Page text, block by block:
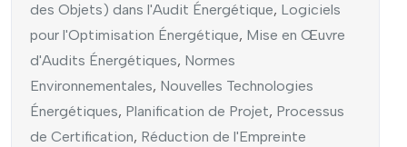
des Objets) dans l'Audit Énergétique, Logiciels
pour l'Optimisation Énergétique, Mise en Œuvre
d'Audits Énergétiques, Normes
Environnementales, Nouvelles Technologies
Énergétiques, Planification de Projet, Processus
de Certification, Réduction de l'Empreinte